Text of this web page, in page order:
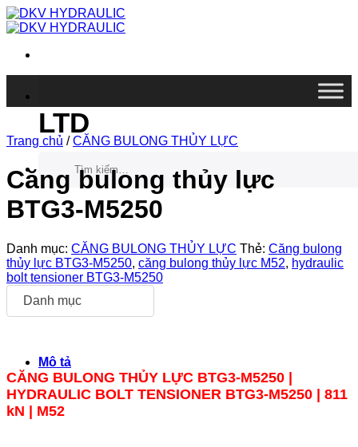
Chuyển
đến
dung
LTD
kiếm:
Trang chủ / CĂNG BULONG THỦY LỰC
Căng bulong thủy lực
BTG3-M5250
Danh mục: CĂNG BULONG THỦY LỰC Thẻ: Căng bulong
thủy lực BTG3-M5250, căng bulong thủy lực M52, hydraulic
bolt tensioner BTG3-M5250
Danh mục
Mô tả
CĂNG BULONG THỦY LỰC BTG3-M5250 |
HYDRAULIC BOLT TENSIONER BTG3-M5250 | 811
kN | M52